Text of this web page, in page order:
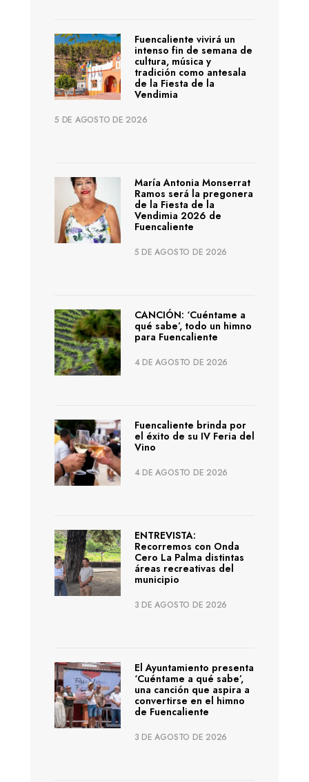
Fuencaliente vivirá un
intenso fin de semana de
cultura, música y
tradición como antesala
de la Fiesta de la
Vendimia
5 DE AGOSTO DE 2026
María Antonia Monserrat
Ramos será la pregonera
de la Fiesta de la
Vendimia 2026 de
Fuencaliente
5 DE AGOSTO DE 2026
CANCIÓN: ‘Cuéntame a
qué sabe’, todo un himno
para Fuencaliente
4 DE AGOSTO DE 2026
Fuencaliente brinda por
el éxito de su IV Feria del
Vino
4 DE AGOSTO DE 2026
ENTREVISTA:
Recorremos con Onda
Cero La Palma distintas
áreas recreativas del
municipio
3 DE AGOSTO DE 2026
El Ayuntamiento presenta
‘Cuéntame a qué sabe’,
una canción que aspira a
convertirse en el himno
de Fuencaliente
3 DE AGOSTO DE 2026